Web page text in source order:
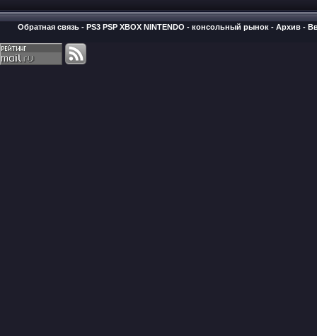
Обратная связь - PS3 PSP XBOX NINTENDO - консольный рынок - Архив -